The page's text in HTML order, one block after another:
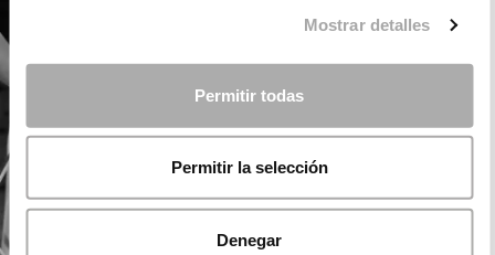
Mostrar detalles
Permitir todas
Permitir la selección
Denegar